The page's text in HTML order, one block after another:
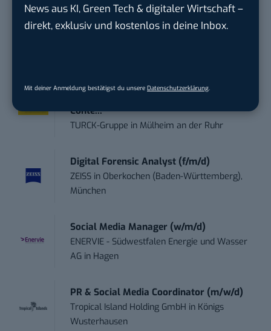
News aus KI, Green Tech & digitaler Wirtschaft –
direkt, exklusiv und kostenlos in deine Inbox.
Mit deiner Anmeldung bestätigst du unsere Datenschutzerklärung
Social Media – / Channel – Lead (...
Volontär (m/w/d) Online-Redaktion &
Conte...
TURCK-Gruppe in Mülheim an der Ruhr
Digital Forensic Analyst (f/m/d)
ZEISS in Oberkochen (Baden-Württemberg),
München
Social Media Manager (w/m/d)
ENERVIE - Südwestfalen Energie und Wasser
AG in Hagen
PR & Social Media Coordinator (m/w/d)
Tropical Island Holding GmbH in Königs
Wusterhausen